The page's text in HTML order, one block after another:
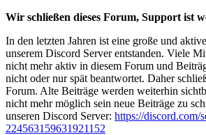
Wir schließen dieses Forum, Support ist
In den letzten Jahren ist eine große und
unserem Discord Server entstanden. Viele
nicht mehr aktiv in diesem Forum und
nicht oder nur spät beantwortet. Daher
Forum. Alte Beiträge werden weiterhin
nicht mehr möglich sein neue Beiträge zu
unseren Discord Server: https://discord.com/
224563159631921152